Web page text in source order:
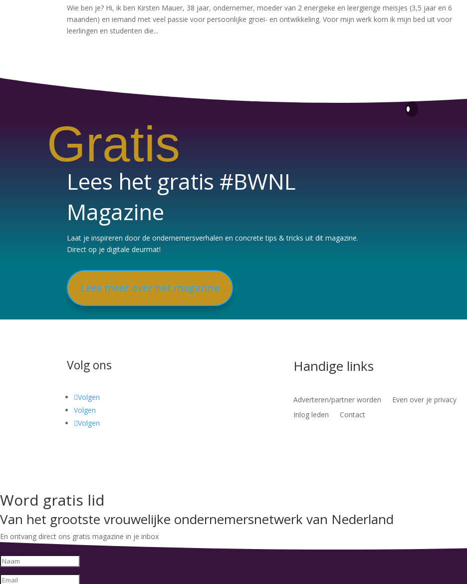
Wie ben je? Hi, ik ben Kirsten Mauer, 38 jaar, ondernemer, moeder van 2 energieke en leergierige meisjes (3,5 jaar en 6
maanden) en iemand met veel passie voor persoonlijke groei- en ontwikkeling. Voor mijn werk kom ik mijn bed uit voor
leerlingen en studenten die...
Gratis
Lees het gratis #BWNL
Magazine
Laat je inspireren door de ondernemersverhalen en concrete tips & tricks uit dit magazine.
Direct op je digitale deurmat!
Lees meer over het magazine
Volg ons
Volgen
Volgen
Volgen
Handige links
Adverteren/partner worden Even over je privacy
Inlog leden
Contact
Word gratis lid
Van het grootste vrouwelijke ondernemersnetwerk van Nederland
En ontvang direct ons gratis magazine in je inbox